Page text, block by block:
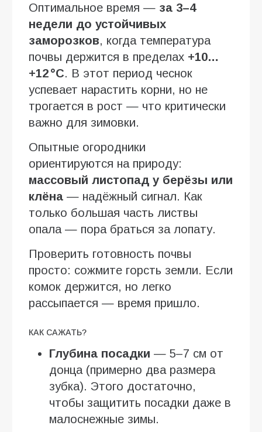
Оптимальное время — за 3–4
недели до устойчивых
заморозков, когда температура
почвы держится в пределах +10…
+12 °C. В этот период чеснок
успевает нарастить корни, но не
трогается в рост — что критически
важно для зимовки.
Опытные огородники
ориентируются на природу:
массовый листопад у берёзы или
клёна — надёжный сигнал. Как
только большая часть листвы
опала — пора браться за лопату.
Проверить готовность почвы
просто: сожмите горсть земли. Если
комок держится, но легко
рассыпается — время пришло.
КАК САЖАТЬ?
Глубина посадки — 5–7 см от
донца (примерно два размера
зубка). Этого достаточно,
чтобы защитить посадки даже в
малоснежные зимы.